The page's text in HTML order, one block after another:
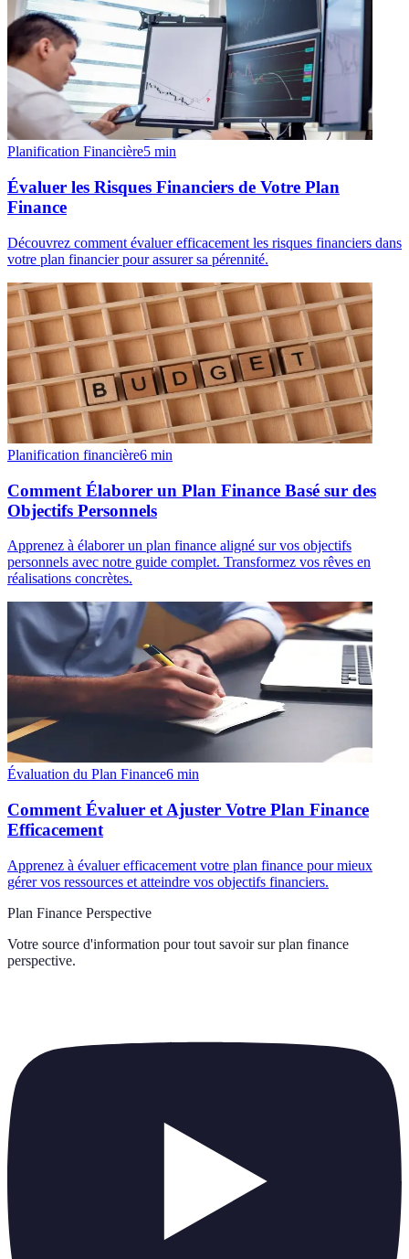
Planification Financière5 min
Évaluer les Risques Financiers de Votre Plan
Finance
Découvrez comment évaluer efficacement les risques financiers dans
votre plan financier pour assurer sa pérennité.
Planification financière6 min
Comment Élaborer un Plan Finance Basé sur des
Objectifs Personnels
Apprenez à élaborer un plan finance aligné sur vos objectifs
personnels avec notre guide complet. Transformez vos rêves en
réalisations concrètes.
Évaluation du Plan Finance6 min
Comment Évaluer et Ajuster Votre Plan Finance
Efficacement
Apprenez à évaluer efficacement votre plan finance pour mieux
gérer vos ressources et atteindre vos objectifs financiers.
Plan Finance Perspective
Votre source d'information pour tout savoir sur plan finance
perspective.